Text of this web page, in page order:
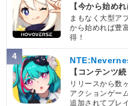
【今から始め
まもなく大型ア
から始めれば豊
得！
4
【コンテンツ
リリースから数
アクションゲー
追加されてプレ